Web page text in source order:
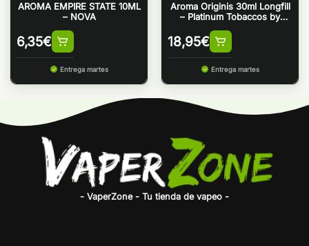
AROMA EMPIRE STATE 10ML
– NOVA
6,35€
Entrega martes
Aroma Originis 30ml Longfill
– Platinum Tobaccos by
18,95€
Entrega martes
- VaperZone - Tu tienda de vapeo -